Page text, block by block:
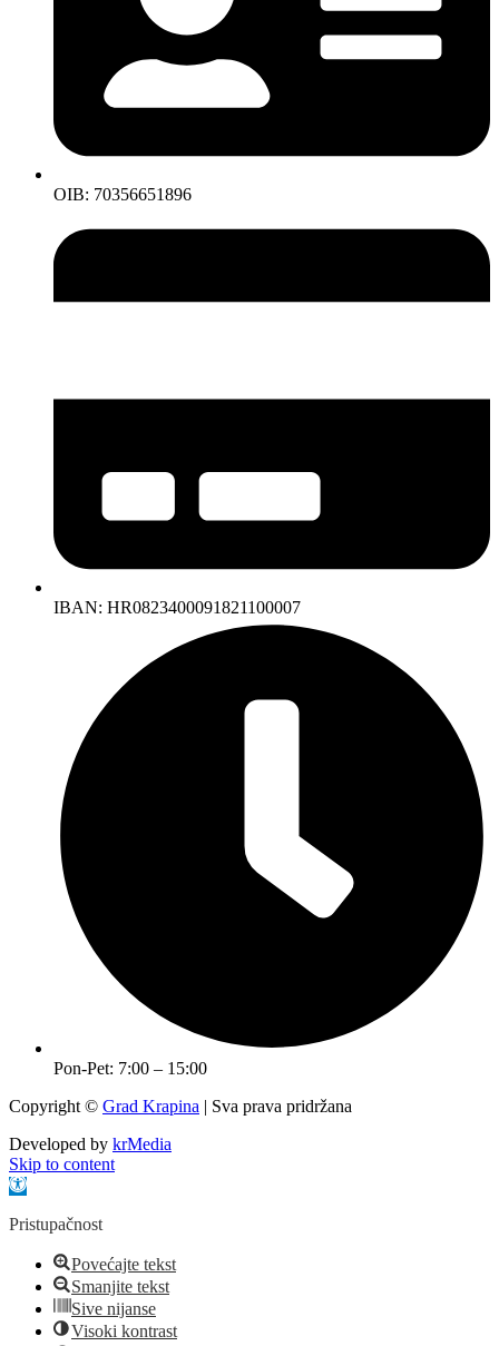
OIB: 70356651896
IBAN: HR0823400091821100007
Pon-Pet: 7:00 – 15:00
Copyright © Grad Krapina | Sva prava pridržana
Developed by krMedia
Skip to content
Open toolbar
Pristupačnost
Povećajte tekst
Smanjite tekst
Sive nijanse
Visoki kontrast